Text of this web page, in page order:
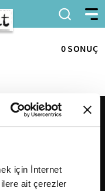
için İnternet
ait çerezler
0 SONUÇ